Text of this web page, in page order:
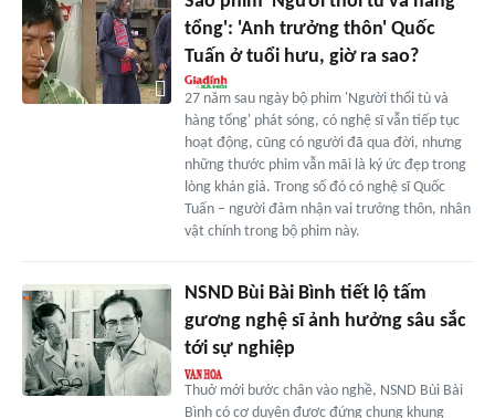
tổng': 'Anh trưởng thôn' Quốc
Tuấn ở tuổi hưu, giờ ra sao?
27 năm sau ngày bộ phim 'Người thổi tù và
hàng tổng' phát sóng, có nghệ sĩ vẫn tiếp tục
hoạt động, cũng có người đã qua đời, nhưng
những thước phim vẫn mãi là ký ức đẹp trong
lòng khán giả. Trong số đó có nghệ sĩ Quốc
Tuấn – người đảm nhận vai trưởng thôn, nhân
vật chính trong bộ phim này.
NSND Bùi Bài Bình tiết lộ tấm
gương nghệ sĩ ảnh hưởng sâu sắc
tới sự nghiệp
Thuở mới bước chân vào nghề, NSND Bùi Bài
Bình có cơ duyên được đứng chung khung